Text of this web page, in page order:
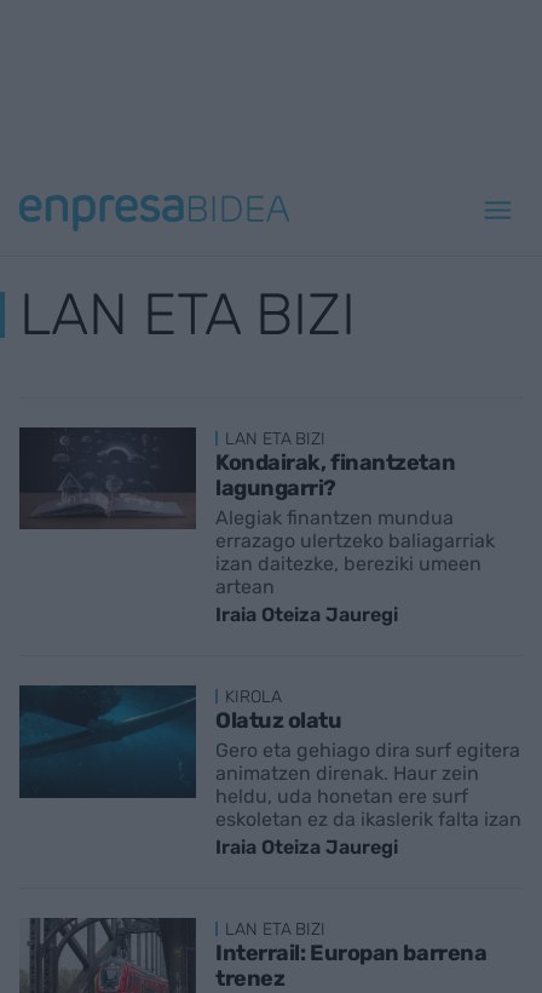
LAN ETA BIZI
LAN ETA BIZI
Kondairak, finantzetan
lagungarri?
Alegiak finantzen mundua
errazago ulertzeko baliagarriak
izan daitezke, bereziki umeen
artean
Iraia Oteiza Jauregi
KIROLA
Olatuz olatu
Gero eta gehiago dira surf egitera
animatzen direnak. Haur zein
heldu, uda honetan ere surf
eskoletan ez da ikaslerik falta izan
Iraia Oteiza Jauregi
LAN ETA BIZI
Interrail: Europan barrena
trenez